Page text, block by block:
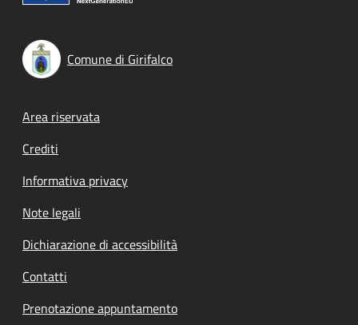
Comune di Girifalco
Footer menu
Area riservata
Crediti
Informativa privacy
Note legali
Dichiarazione di accessibilità
Contatti
Prenotazione appuntamento